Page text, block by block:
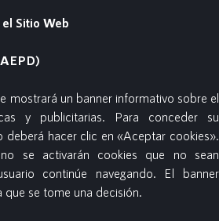
Sitio Web
mostrará un banner informativo sobre el
y publicitarias. Para conceder su
deberá hacer clic en «Aceptar cookies».
se activarán cookies que no sean
continúe navegando. El banner
que se tome una decisión.